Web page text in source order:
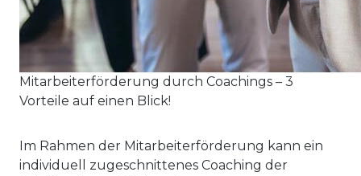
Mitarbeiterförderung durch Coachings – 3
Vorteile auf einen Blick!
Im Rahmen der Mitarbeiterförderung kann ein
individuell zugeschnittenes Coaching der